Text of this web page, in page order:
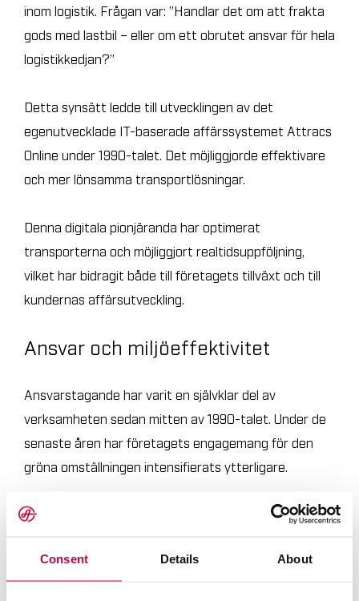
Consent Details About
inom logistik. Frågan var: ”Handlar det om att frakta
gods med lastbil – eller om ett obrutet ansvar för hela
logistikkedjan?”
Detta synsätt ledde till utvecklingen av det
egenutvecklade IT-baserade affärssystemet Attracs
Online under 1990-talet. Det möjliggjorde effektivare
och mer lönsamma transportlösningar.
Denna digitala pionjäranda har optimerat
transporterna och möjliggjort realtidsuppföljning,
vilket har bidragit både till företagets tillväxt och till
kundernas affärsutveckling.
Ansvar och miljöeffektivitet
Ansvarstagande har varit en självklar del av
verksamheten sedan mitten av 1990-talet. Under de
senaste åren har företagets engagemang för den
gröna omställningen intensifierats ytterligare.
Ahola Groups fordonsflotta inkluderar redan helt
Finland och Sverige, samt den innovativa
eTrailer